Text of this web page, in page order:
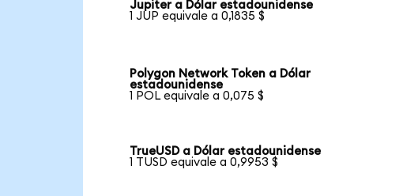
Jupiter a Dólar estadounidense
1 JUP equivale a 0,1835 $
Polygon Network Token a Dólar
estadounidense
1 POL equivale a 0,075 $
TrueUSD a Dólar estadounidense
1 TUSD equivale a 0,9953 $